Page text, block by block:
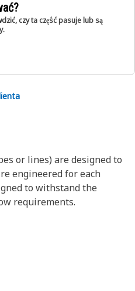
czy ta część pasuje lub są
or lines) are designed to
engineered for each
requirements.